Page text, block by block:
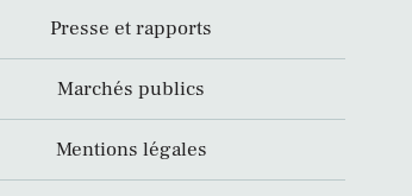
Presse et rapports
Marchés publics
Mentions légales